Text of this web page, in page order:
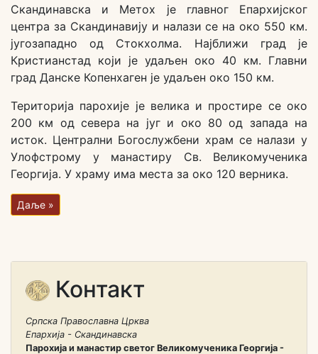
Скандинавска и Метох је главног Епархијског
центра за Скандинавију и налази се на око 550 км.
југозападно од Стокхолма. Најближи град је
Кристианстад који је удаљен око 40 км. Главни
град Данске Копенхаген је удаљен око 150 км.
Територија парохије је велика и простире се око
200 км од севера на југ и око 80 од запада на
исток. Централни Богослужбени храм се налази у
Улофстрому у манастиру Св. Великомученика
Георгија. У храму има места за око 120 верника.
Даље »
Контакт
Српска Православна Црква
Епархија - Скандинавска
Парохија и манастир светог Великомученика Георгија -